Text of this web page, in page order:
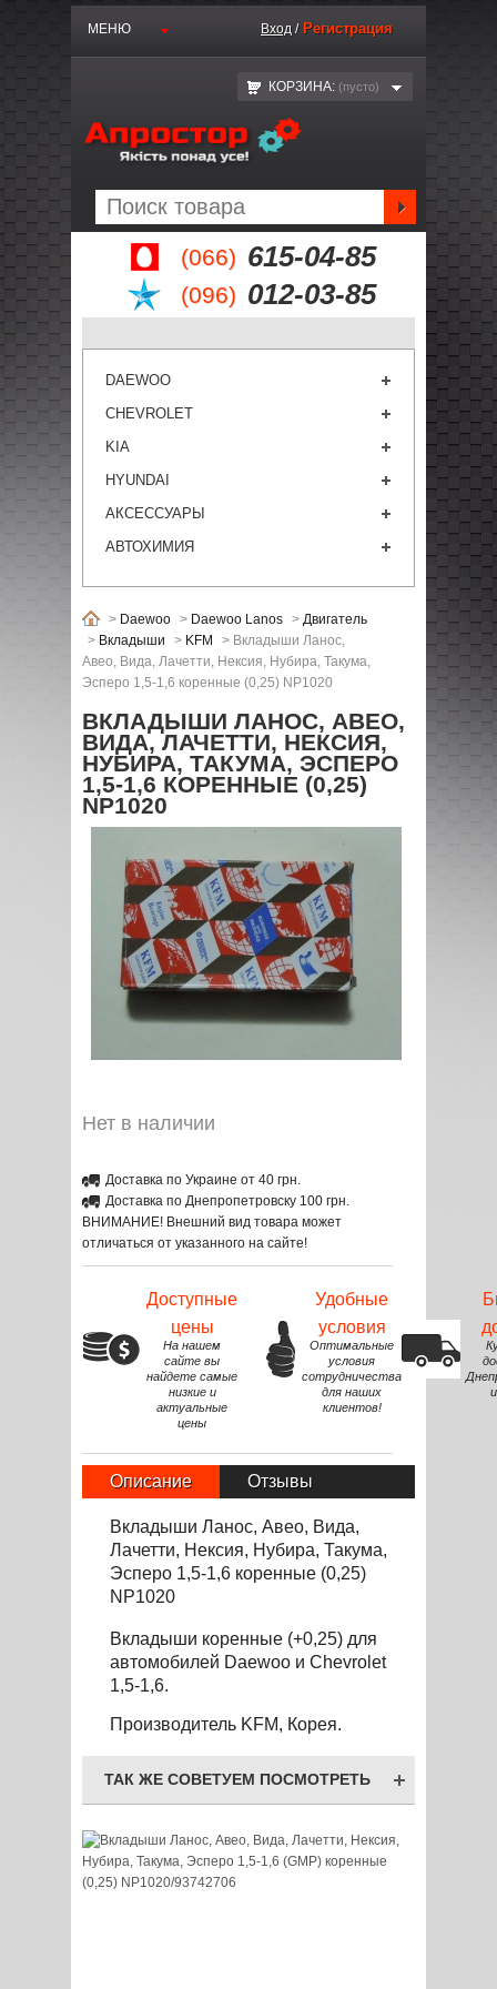
(066) 615-04-85
(096) 012-03-85
МЕНЮ Вход / Регистрация
КОРЗИНА: (пустo)
DAEWOO
CHEVROLET
KIA
HYUNDAI
АКСЕССУАРЫ
АВТОХИМИЯ
> Daewoo > Daewoo Lanos > Двигатель
> Вкладыши > KFM > Вкладыши Ланос,
Авео, Вида, Лачетти, Нексия, Нубира, Такума,
Эсперо 1,5-1,6 коренные (0,25) NP1020
ВКЛАДЫШИ ЛАНОС, АВЕО,
ВИДА, ЛАЧЕТТИ, НЕКСИЯ,
НУБИРА, ТАКУМА, ЭСПЕРО
1,5-1,6 КОРЕННЫЕ (0,25)
NP1020
Нет в наличии
Доставка по Украине от 40 грн.
Доставка по Днепропетровску 100 грн.
ВНИМАНИЕ! Внешний вид товара может
отличаться от указанного на сайте!
Доступные
цены
На нашем
сайте вы
найдете самые
низкие и
актуальные
цены
Удобные
условия
Оптимальные
условия
сотрудничества
для наших
клиентов!
Описание Отзывы
Вкладыши Ланос, Авео, Вида,
Лачетти, Нексия, Нубира, Такума,
Эсперо 1,5-1,6 коренные (0,25)
NP1020
Вкладыши коренные (+0,25) для
автомобилей Daewoo и Chevrolet
1,5-1,6.
Производитель KFM, Корея.
ТАК ЖЕ СОВЕТУЕМ ПОСМОТРЕТЬ